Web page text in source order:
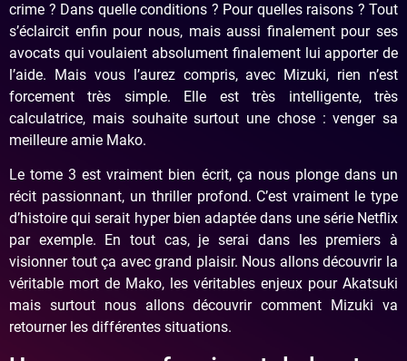
crime ? Dans quelle conditions ? Pour quelles raisons ? Tout
s’éclaircit enfin pour nous, mais aussi finalement pour ses
avocats qui voulaient absolument finalement lui apporter de
l’aide. Mais vous l’aurez compris, avec Mizuki, rien n’est
forcement très simple. Elle est très intelligente, très
calculatrice, mais souhaite surtout une chose : venger sa
meilleure amie Mako.
Le tome 3 est vraiment bien écrit, ça nous plonge dans un
récit passionnant, un thriller profond. C’est vraiment le type
d’histoire qui serait hyper bien adaptée dans une série Netflix
par exemple. En tout cas, je serai dans les premiers à
visionner tout ça avec grand plaisir. Nous allons découvrir la
véritable mort de Mako, les véritables enjeux pour Akatsuki
mais surtout nous allons découvrir comment Mizuki va
retourner les différentes situations.